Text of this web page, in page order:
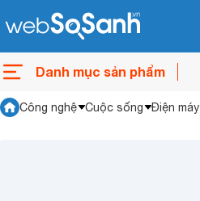
Danh mục sản phẩm
Công nghệ Cuộc sống Điện máy